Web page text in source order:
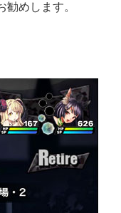
めします。